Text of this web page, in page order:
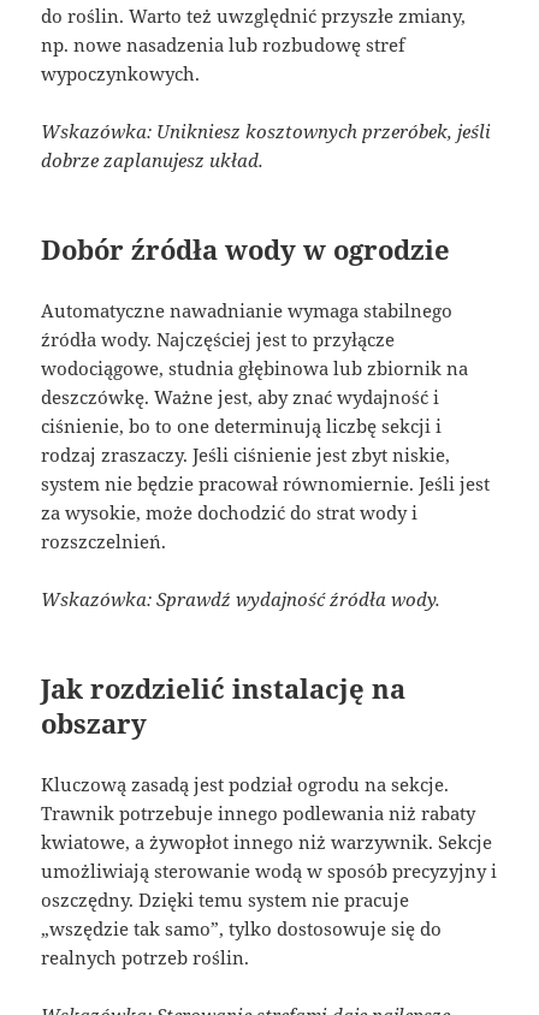
do roślin. Warto też uwzględnić przyszłe zmiany,
np. nowe nasadzenia lub rozbudowę stref
wypoczynkowych.
Wskazówka: Unikniesz kosztownych przeróbek, jeśli
dobrze zaplanujesz układ.
Dobór źródła wody w ogrodzie
Automatyczne nawadnianie wymaga stabilnego
źródła wody. Najczęściej jest to przyłącze
wodociągowe, studnia głębinowa lub zbiornik na
deszczówkę. Ważne jest, aby znać wydajność i
ciśnienie, bo to one determinują liczbę sekcji i
rodzaj zraszaczy. Jeśli ciśnienie jest zbyt niskie,
system nie będzie pracował równomiernie. Jeśli jest
za wysokie, może dochodzić do strat wody i
rozszczelnień.
Wskazówka: Sprawdź wydajność źródła wody.
Jak rozdzielić instalację na
obszary
Kluczową zasadą jest podział ogrodu na sekcje.
Trawnik potrzebuje innego podlewania niż rabaty
kwiatowe, a żywopłot innego niż warzywnik. Sekcje
umożliwiają sterowanie wodą w sposób precyzyjny i
oszczędny. Dzięki temu system nie pracuje
„wszędzie tak samo”, tylko dostosowuje się do
realnych potrzeb roślin.